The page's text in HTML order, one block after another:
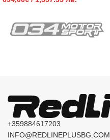
+359884617203
INFO@REDLINEPLUSBG.COM